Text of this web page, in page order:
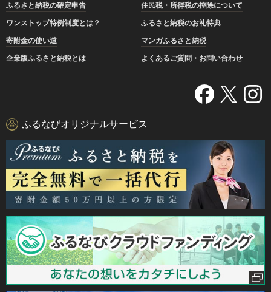
ふるさと納税の確定申告
住民税・所得税の控除について
ワンストップ特例制度とは？
ふるさと納税のお礼特典
寄附金の使い道
マンガふるさと納税
企業版ふるさと納税とは
よくあるご質問・お問い合わせ
ふるなびオリジナルサービス